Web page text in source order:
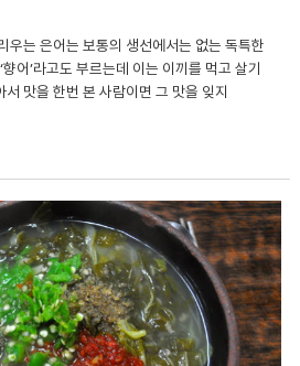
우는 은어는 보통의 생선에서는 없는 독특한
어’라고도 부르는데 이는 이끼를 먹고 살기
맛을 한번 본 사람이면 그 맛을 잊지